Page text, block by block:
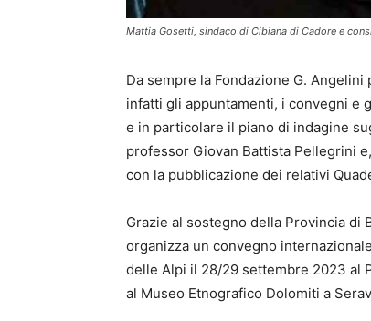
Mattia Gosetti, sindaco di Cibiana di Cadore e
Da sempre la Fondazione G.
infatti gli appuntamenti, i convegni e
e in particolare il piano di indagine
professor Giovan Battista Pellegrini
con la pubblicazione dei relativi
Grazie al sostegno della Provincia di
organizza un convegno
delle Alpi il 28/29 settembre 2023 al
al Museo Etnografico Dolomiti a